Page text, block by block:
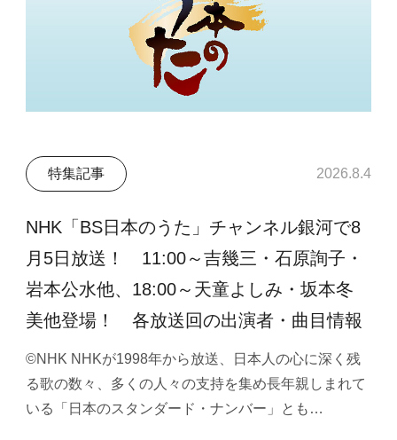
特集記事 2026.8.4
NHK「BS日本のうた」チャンネル銀河で8
月5日放送！ 11:00～吉幾三・石原詢子・
岩本公水他、18:00～天童よしみ・坂本冬
美他登場！ 各放送回の出演者・曲目情報
©NHK NHKが1998年から放送、日本人の心に深く残
る歌の数々、多くの人々の支持を集め長年親しまれて
いる「日本のスタンダード・ナンバー」とも…